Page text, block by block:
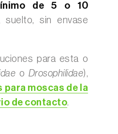
de 5 o 10
sin envase
para esta o
o Drosophilidae),
moscas de la
de contacto.